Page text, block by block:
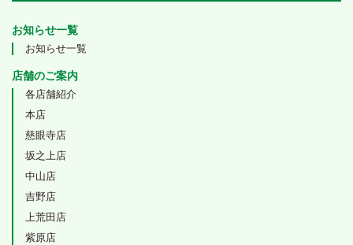
お知らせ一覧
お知らせ一覧
店舗のご案内
各店舗紹介
本店
慈眼寺店
坂之上店
中山店
吉野店
上荒田店
紫原店